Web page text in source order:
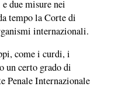
due misure nei
tempo la Corte di
internazionali.
come i curdi, i
un certo grado di
Penale Internazionale